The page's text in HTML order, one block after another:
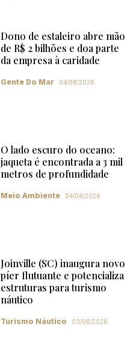
Dono de estaleiro abre mão
de R$ 2 bilhões e doa parte
da empresa à caridade
Gente Do Mar 04/08/2026
O lado escuro do oceano:
jaqueta é encontrada a 3 mil
metros de profundidade
Meio Ambiente 04/08/2026
Joinville (SC) inaugura novo
píer flutuante e potencializa
estruturas para turismo
náutico
Turismo Náutico 03/08/2026